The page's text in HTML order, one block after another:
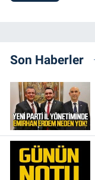
Son Haberler